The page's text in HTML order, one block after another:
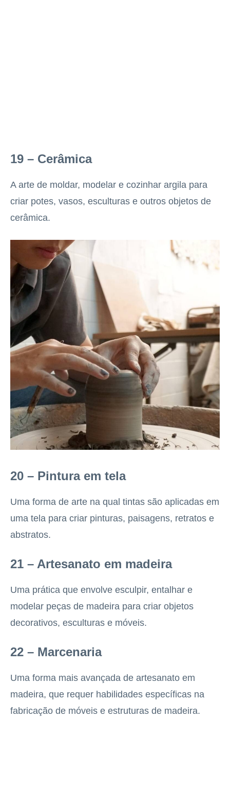
19 – Cerâmica
A arte de moldar, modelar e cozinhar argila para
criar potes, vasos, esculturas e outros objetos de
cerâmica.
20 – Pintura em tela
Uma forma de arte na qual tintas são aplicadas em
uma tela para criar pinturas, paisagens, retratos e
abstratos.
21 – Artesanato em madeira
Uma prática que envolve esculpir, entalhar e
modelar peças de madeira para criar objetos
decorativos, esculturas e móveis.
22 – Marcenaria
Uma forma mais avançada de artesanato em
madeira, que requer habilidades específicas na
fabricação de móveis e estruturas de madeira.